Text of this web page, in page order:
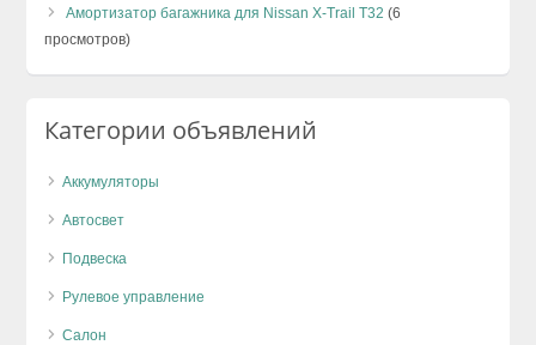
Амортизатор багажника для Nissan X-Trail T32 (6
просмотров)
Категории объявлений
Аккумуляторы
Автосвет
Подвеска
Рулевое управление
Салон